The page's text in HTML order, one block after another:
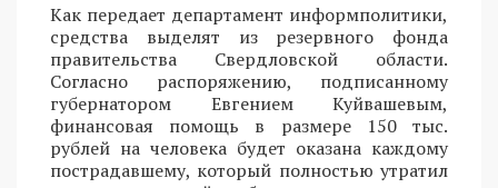
Как передает департамент информполитики,
средства выделят из резервного фонда
правительства Свердловской области.
Согласно распоряжению, подписанному
губернатором Евгением Куйвашевым,
финансовая помощь в размере 150 тыс.
рублей на человека будет оказана каждому
пострадавшему, который полностью утратил